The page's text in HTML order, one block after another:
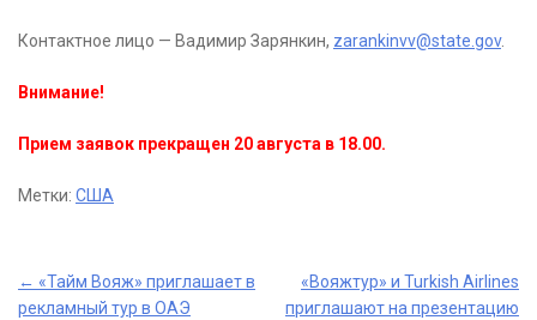
Контактное лицо — Вадимир Зарянкин, zarankinvv@state.gov.
Внимание!
Прием заявок прекращен 20 августа в 18.00.
Метки: США
Post
← «Тайм Вояж» приглашает в
рекламный тур в ОАЭ
«Вояжтур» и Turkish Airlines
приглашают на презентацию